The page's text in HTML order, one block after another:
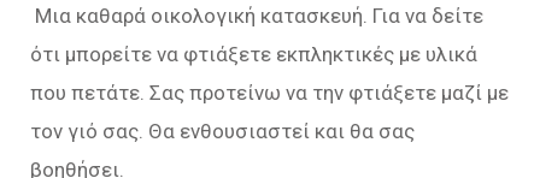
Μια καθαρά οικολογική κατασκευή. Για να δείτε
ότι μπορείτε να φτιάξετε εκπληκτικές με υλικά
που πετάτε. Σας προτείνω να την φτιάξετε μαζί με
τον γιό σας. Θα ενθουσιαστεί και θα σας
βοηθήσει.